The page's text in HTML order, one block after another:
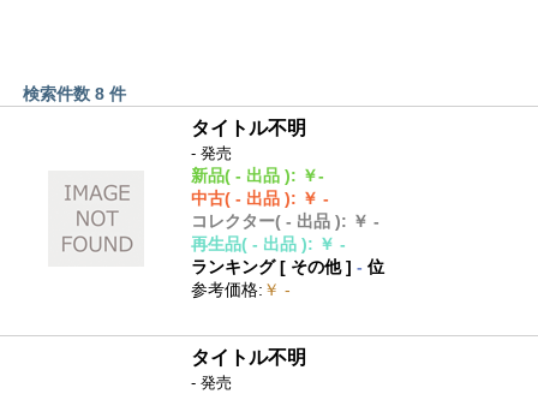
検索件数 8 件
タイトル不明
- 発売
新品( - 出品 ): ￥-
中古( - 出品 ): ￥ -
コレクター( - 出品 ): ￥ -
再生品( - 出品 ): ￥ -
ランキング [ その他]- 位
参考価格: ￥ -
タイトル不明
- 発売